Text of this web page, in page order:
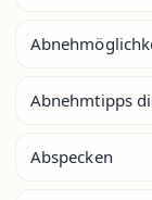
Abnehmtipps
Abspecken